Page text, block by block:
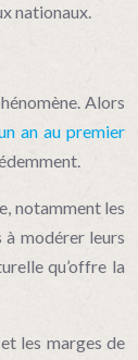
nationaux.
Alors
an au premier
notamment les
modérer leurs
qu’offre la
les marges de